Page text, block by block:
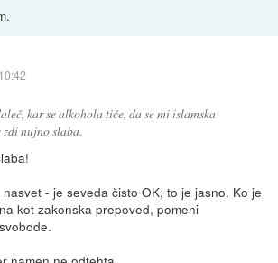
kar se alkohola tiče, da se mi islamska
nujno slaba.
- je seveda čisto OK, to je jasno. Ko je
kot zakonska prepoved, pomeni